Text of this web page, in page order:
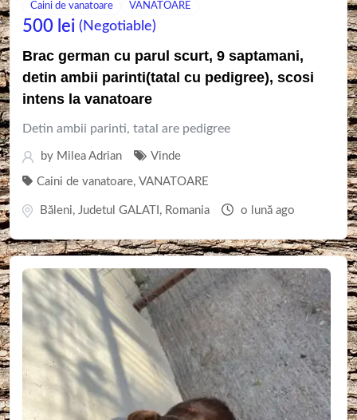
Caini de vanatoare VANATOARE
500 lei (Negotiable)
Brac german cu parul scurt, 9 saptamani,
detin ambii parinti(tatal cu pedigree), scosi
intens la vanatoare
Detin ambii parinti, tatal are pedigree
by Milea Adrian Vinde
Caini de vanatoare, VANATOARE
Băleni, Judetul GALATI , Romania o lună ago